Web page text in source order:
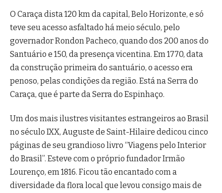
O Caraça dista 120 km da capital, Belo Horizonte, e só
teve seu acesso asfaltado há meio século, pelo
governador Rondon Pacheco, quando dos 200 anos do
Santuário e 150, da presença vicentina. Em 1770, data
da construção primeira do santuário, o acesso era
penoso, pelas condições da região. Está na Serra do
Caraça, que é parte da Serra do Espinhaço.
Um dos mais ilustres visitantes estrangeiros ao Brasil
no século IXX, Auguste de Saint-Hilaire dedicou cinco
páginas de seu grandioso livro “Viagens pelo Interior
do Brasil”. Esteve com o próprio fundador Irmão
Lourenço, em 1816. Ficou tão encantado com a
diversidade da flora local que levou consigo mais de